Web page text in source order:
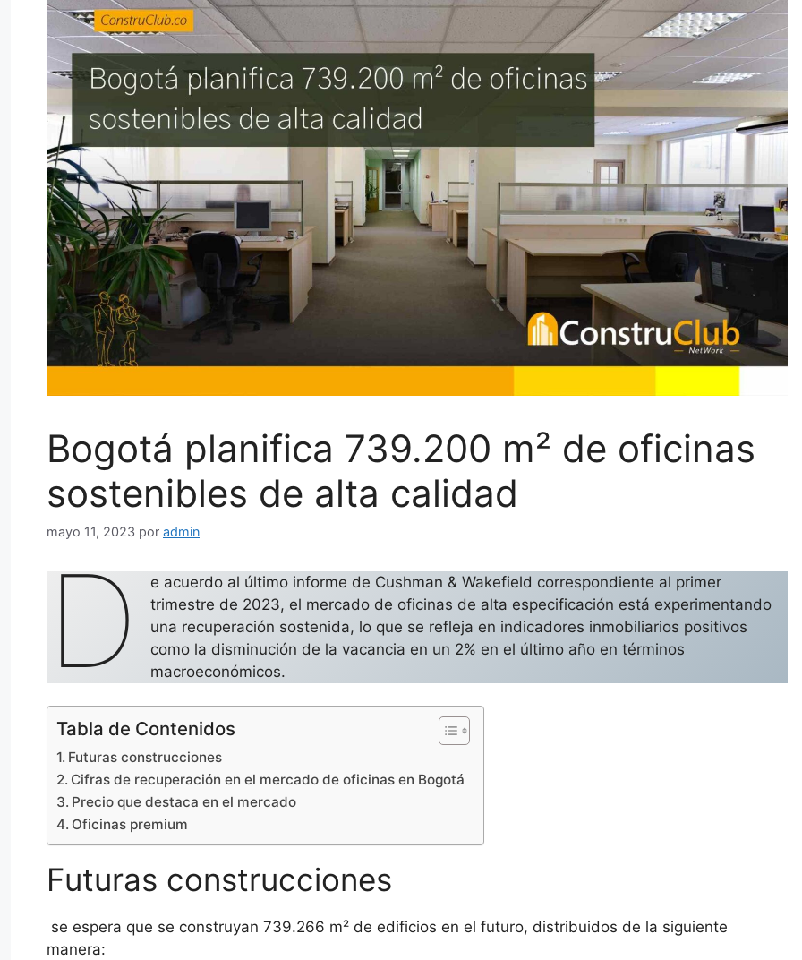
Bogotá planifica 739.200 m² de oficinas
sostenibles de alta calidad
mayo 11, 2023 por admin
D
e acuerdo al último informe de Cushman & Wakefield correspondiente al primer
trimestre de 2023, el mercado de oficinas de alta especificación está experimentando
una recuperación sostenida, lo que se refleja en indicadores inmobiliarios positivos
como la disminución de la vacancia en un 2% en el último año en términos
macroeconómicos.
Tabla de Contenidos
Futuras construcciones
Cifras de recuperación en el mercado de oficinas en Bogotá
Precio que destaca en el mercado
Oficinas premium
Futuras construcciones
se espera que se construyan 739.266 m² de edificios en el futuro, distribuidos de la siguiente
manera: